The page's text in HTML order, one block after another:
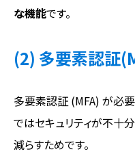
な機能です。
(2) 多要素認証
多要素認証 (MFA) が必
ではセキュリティが不十
減らすためです。